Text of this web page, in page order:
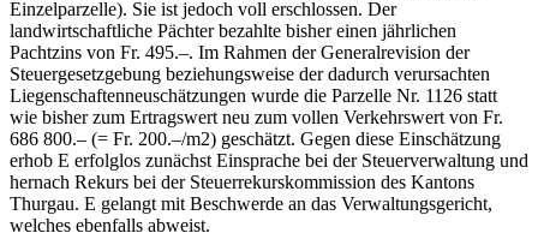
Einzelparzelle). Sie ist jedoch voll erschlossen. Der
landwirtschaftliche Pächter bezahlte bisher einen jährlichen
Pachtzins von Fr. 495.–. Im Rahmen der Generalrevision der
Steuergesetzgebung beziehungsweise der dadurch verursachten
Liegenschaftenneuschätzungen wurde die Parzelle Nr. 1126 statt
wie bisher zum Ertragswert neu zum vollen Verkehrswert von Fr.
686 800.– (= Fr. 200.–/m2) geschätzt. Gegen diese Einschätzung
erhob E erfolglos zunächst Einsprache bei der Steuerverwaltung und
hernach Rekurs bei der Steuerrekurskommission des Kantons
Thurgau. E gelangt mit Beschwerde an das Verwaltungsgericht,
welches ebenfalls abweist.